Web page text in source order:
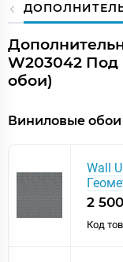
W203042 Под
обои)
Виниловые обои
Wall
2
Код